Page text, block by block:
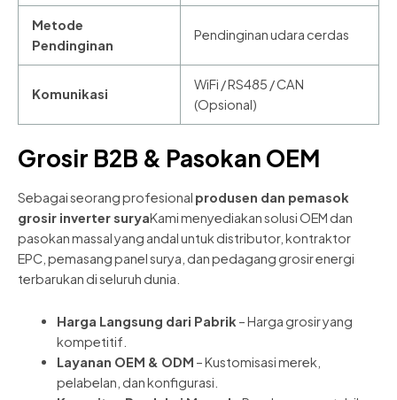
Metode
Pendinginan
Pendinginan udara cerdas
Komunikasi
WiFi / RS485 / CAN
(Opsional)
Grosir B2B & Pasokan OEM
Sebagai seorang profesional produsen dan pemasok
grosir inverter suryaKami menyediakan solusi OEM dan
pasokan massal yang andal untuk distributor, kontraktor
EPC, pemasang panel surya, dan pedagang grosir energi
terbarukan di seluruh dunia.
Harga Langsung dari Pabrik – Harga grosir yang
kompetitif.
Layanan OEM & ODM – Kustomisasi merek,
pelabelan, dan konfigurasi.